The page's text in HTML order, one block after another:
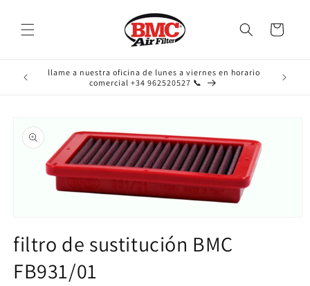
al contenido
Carrito
llame a nuestra oficina de lunes a viernes en horario
comercial +34 962520527 📞
a la
información
del producto
multimedia
1
en
una
filtro de sustitución BMC
FB931/01